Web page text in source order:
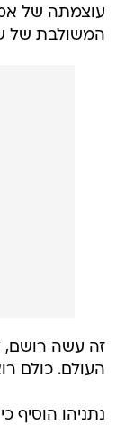
עוצמתה של
המשולבת של
זה עשה רושם,
העולם. כולם
נתניהו הוסיף